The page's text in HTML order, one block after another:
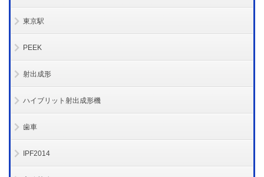
東京駅
PEEK
射出成形
ハイブリット射出成形機
歯車
IPF2014